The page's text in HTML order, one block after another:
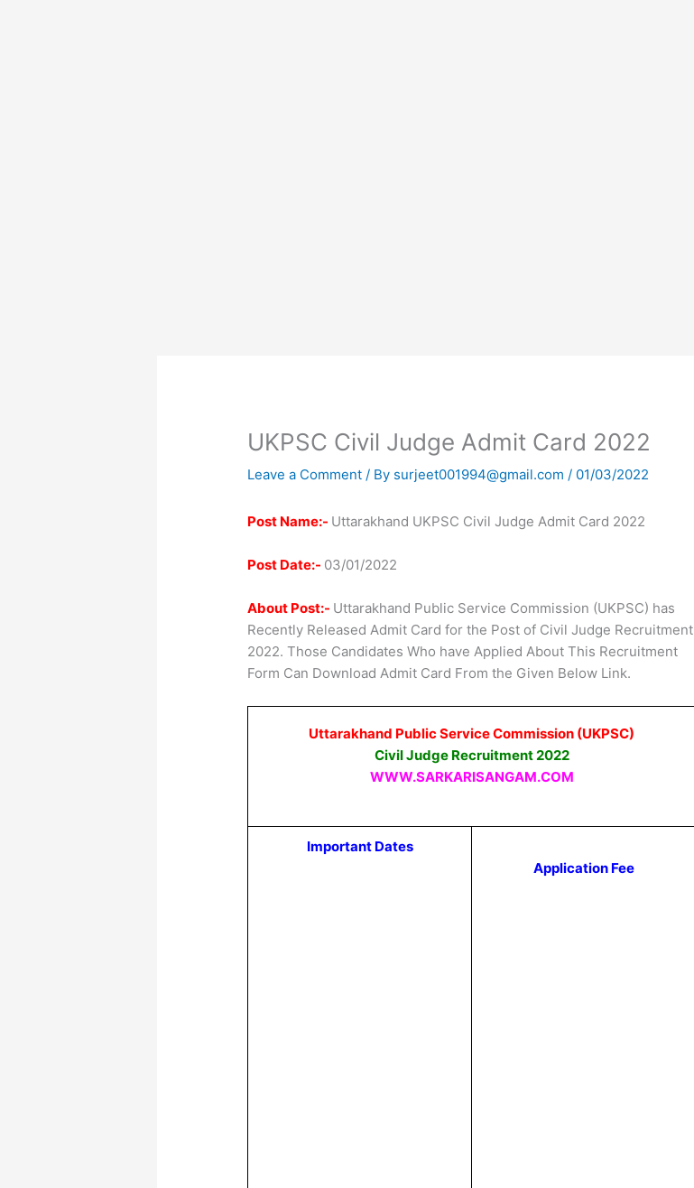
UKPSC Civil Judge Admit Card 2022
Leave a Comment / By surjeet001994@gmail.com/ 01/03/2022
Post Name:- Uttarakhand UKPSC Civil Judge Admit Card 2022
Post Date:- 03/01/2022
About Post:- Uttarakhand Public Service Commission (UKPSC) has
Recently Released Admit Card for the Post of Civil Judge Recruitment
2022. Those Candidates Who have Applied About This Recruitment
Form Can Download Admit Card From the Given Below Link.
Uttarakhand Public Service Commission (UKPSC)
Civil Judge Recruitment 2022
WWW.SARKARISANGAM.COM
Important Dates
Application Fee